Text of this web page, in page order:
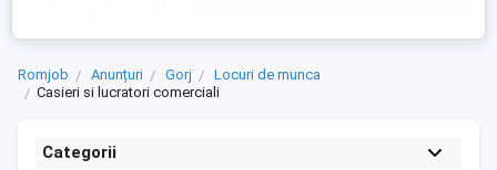
Romjob Anunțuri Gorj
Locuri de munca
Casieri si lucratori comerciali
Categorii